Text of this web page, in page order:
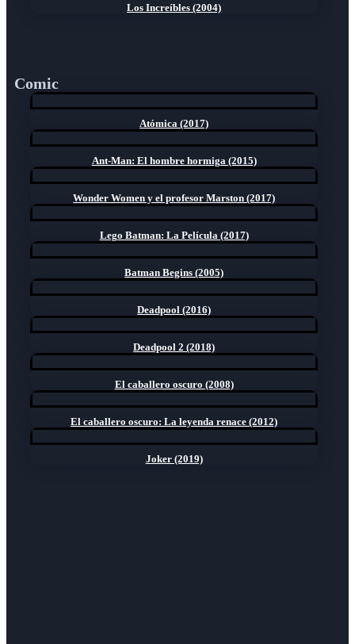
Los Increíbles (2004)
Comic
Atómica (2017)
Ant-Man: El hombre hormiga (2015)
Wonder Women y el profesor Marston (2017)
Lego Batman: La Película (2017)
Batman Begins (2005)
Deadpool (2016)
Deadpool 2 (2018)
El caballero oscuro (2008)
El caballero oscuro: La leyenda renace (2012)
Joker (2019)